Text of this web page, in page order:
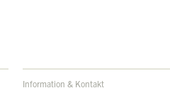
Information & Kontakt